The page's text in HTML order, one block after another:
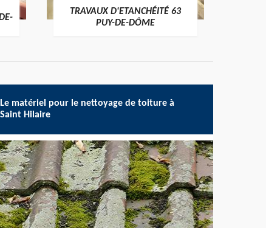
TRAVAUX D'ETANCHÉITÉ 63
PUY-DE-DÔME
Le matériel pour le nettoyage de toiture à
Saint Hilaire